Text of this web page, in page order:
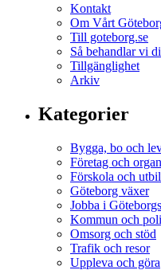
Kontakt
Om Vårt
Till goteborg.se
Så behandlar vi
Tillgänglighet
Arkiv
Kategorier
Bygga, bo och
Företag och
Förskola och
Göteborg växer
Jobba i
Kommun och
Omsorg och stöd
Trafik och resor
Uppleva och göra